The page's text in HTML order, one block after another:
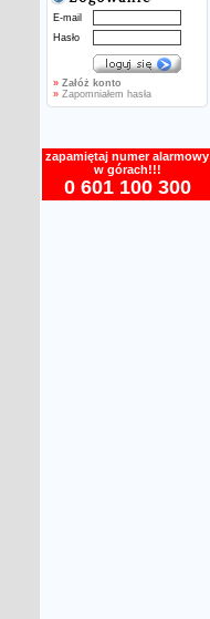
E-mail
Hasło
» Załóż konto
» Zapomniałem hasła
zapamiętaj numer alarmowy
w górach!!!
0 601 100 300